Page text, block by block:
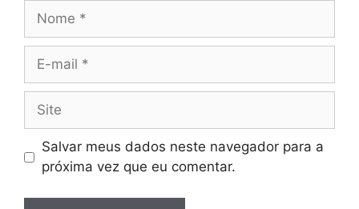
Nome
Site
Salvar meus dados neste navegador para a
próxima vez que eu comentar.